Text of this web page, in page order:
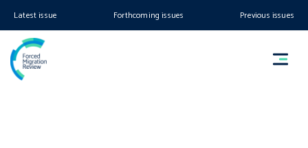
Latest issue Forthcoming issues Previous issues